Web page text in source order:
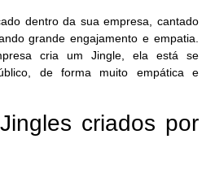
dentro da sua empresa, cantado
grande engajamento e empatia.
cria um Jingle, ela está se
de forma muito empática e
criados por